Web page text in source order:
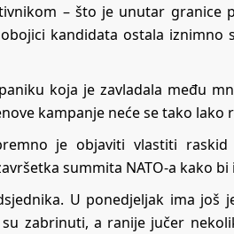
– što je unutar granice
kandidata ostala iznimno
koja je zavladala među
kampanje neće se tako lako
je objaviti vlastiti
summita NATO-a kako
U ponedjeljak ima još
zabrinuti, a ranije jučer